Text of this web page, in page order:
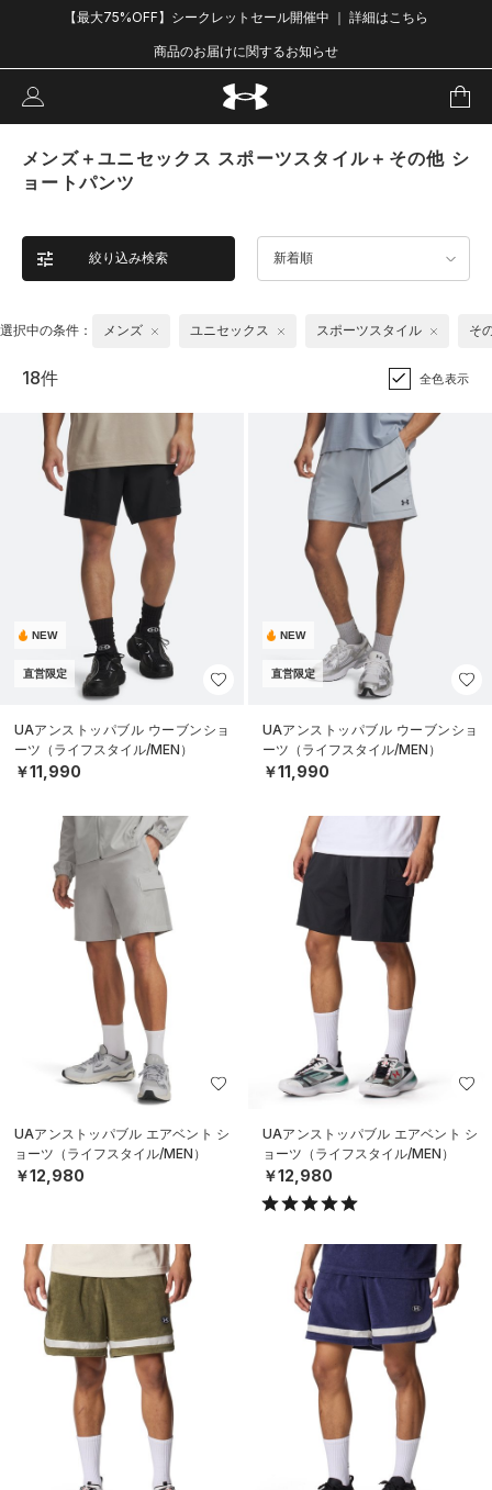
【最大75%OFF】シークレットセール開催中 ｜ 詳細はこちら
商品のお届けに関するお知らせ
メンズ＋ユニセックス スポーツスタイル＋その他 シ
ョートパンツ
絞り込み検索 新着順
選択中の条件： メンズ ユニセックス スポーツスタイル そ
18件 全色表示
NEW
直営限定
UAアンストッパブル ウーブンショ
ーツ（ライフスタイル/MEN）
￥11,990
NEW
直営限定
UAアンストッパブル ウーブンショ
ーツ（ライフスタイル/MEN）
￥11,990
UAアンストッパブル エアベント シ
ョーツ（ライフスタイル/MEN）
￥12,980
UAアンストッパブル エアベント シ
ョーツ（ライフスタイル/MEN）
￥12,980